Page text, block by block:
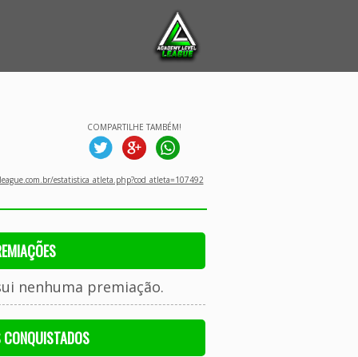
COMPARTILHE TAMBÉM!
estatistica_atleta.php?cod_atleta=107492
nenhuma premiação.